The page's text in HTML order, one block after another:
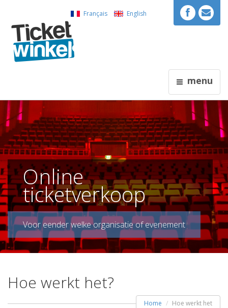
menu
Français English
Online
ticketverkoop
Voor eender welke organisatie of evenement
Hoe werkt het?
Home Hoe werkt het